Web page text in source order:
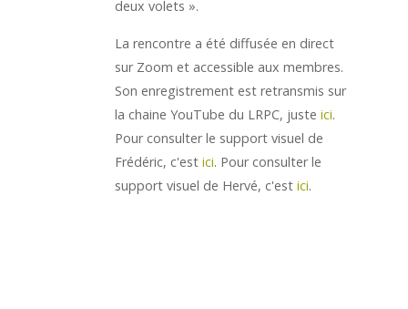
deux volets ».
La rencontre a été diffusée en direct
sur Zoom et accessible aux membres.
Son enregistrement est retransmis sur
la chaine YouTube du LRPC, justeici.
Pour consulter le support visuel de
Frédéric, c'estici. Pour consulter le
support visuel de Hervé, c'estici.